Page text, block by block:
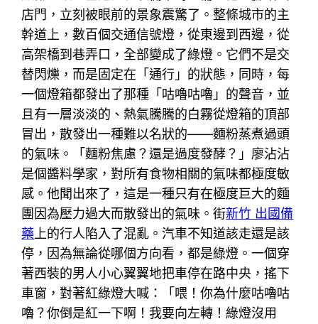
店門，立刻被眼前的景象震驚了。整條城市的主
幹道上，數百個交通信號燈，從東邊到西邊，從
高架橋到巷弄口，全部變成了綠燈。它們不是交
替閃爍，而是固定在「通行」的狀態，同時，每
一個燈箱都發出了那種「咕嚕咕嚕」的聲音，並
且有一層淡淡的、熱氣騰騰的白霧從燈箱的頂部
冒出，散發出一種難以名狀的——麵粉蒸煮過頭
的氣味。「麵粉焦慮？還是過度發酵？」廖沾沾
是個醬料學家，對所有食物相關的氣味都極度敏
感。他聞出來了，這是一種只有在極度巨大的麵
團因為壓力過大而散發出的氣味。街新竹 出國備
藥 上的行人陷入了混亂。汽車不知道該走還是該
停，因為無論從哪個方向看，都是綠燈。一個穿
著西裝的男人小心翼翼地把車停在路中央，搖下
車窗，對著紅綠燈大喊：「喂！你為什麼咕嚕咕
嚕？你倒是紅一下啊！我要向左轉！綠燈沒用